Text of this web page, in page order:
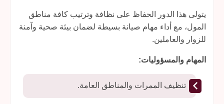
يتولى هذا الدور الحفاظ على نظافة وترتيب كافة مناطق
المول، مع أداء مهام صيانة بسيطة لضمان بيئة صحية وآمنة
للزوار والعاملين.
المهام والمسؤوليات:
تنظيف الممرات والمناطق العامة.